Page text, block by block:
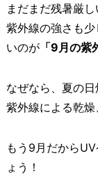
まだまだ残暑厳し
紫外線の強さも
いのが 「9月の紫
なぜなら、夏の
紫外線による乾燥
もう9月だから
ょう！